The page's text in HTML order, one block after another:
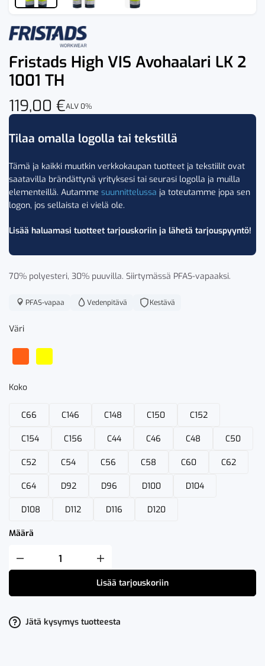
Fristads High VIS Avohaalari LK 2
1001 TH
119,00 €ALV 0%
Tilaa omalla logolla tai tekstillä
Tämä ja kaikki muutkin verkkokaupan tuotteet ja tekstiilit ovat
saatavilla brändättynä yrityksesi tai seurasi logolla ja muilla
elementeillä. Autamme suunnittelussa ja toteutamme jopa sen
logon, jos sellaista ei vielä ole.
Lisää haluamasi tuotteet tarjouskoriin ja lähetä tarjouspyyntö!
70% polyesteri, 30% puuvilla. Siirtymässä PFAS-vapaaksi.
PFAS-vapaa Vedenpitävä Kestävä
Väri
Koko
C66 C146 C148 C150 C152
C154 C156 C44 C46 C48 C50
C52 C54 C56 C58 C60 C62
C64 D92 D96 D100 D104
D108 D112 D116 D120
Määrä
Fristads
High
LK
TH
määrä
Lisää tarjouskoriin
Jätä kysymys tuotteesta